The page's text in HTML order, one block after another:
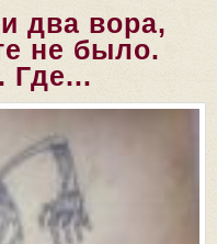
два вора,
не было.
Где...